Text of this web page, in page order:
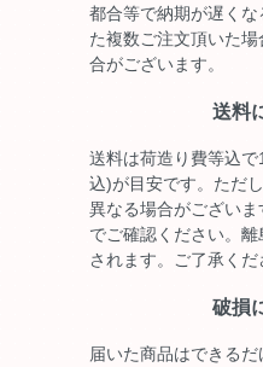
都合等で納期が遅く
た複数ご注文頂いた
合がございます。
送料
送料は荷造り費等込
込)が目安です。ただ
異なる場合がござい
でご確認ください。
されます。ご了承くだ
破損
届いた商品はできる